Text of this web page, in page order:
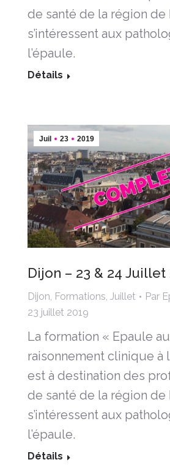
de santé de la région de
s’intéressent aux
l’épaule.
Détails
Juil 23 2019
Dijon – 23 & 24 Juillet
Dijon, Formations, Juillet Par
23 juillet 2019
La formation « Epaule
raisonnement clinique à
est à destination des
de santé de la région de
s’intéressent aux
l’épaule.
Détails